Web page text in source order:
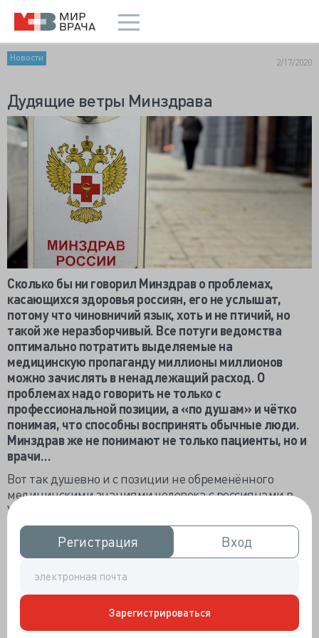
Регистрация
Регистрация Вход
Вход
Зарегистрироваться
Новости 2/17/2020
Дудящие ветры Минздрава
Сколько бы ни говорил Минздрав о проблемах,
касающихся здоровья россиян, его не услышат,
потому что чиновничий язык, хоть и не птичий, но
такой же неразборчивый. Все потуги ведомства
оптимально потратить выделяемые на
медицинскую пропаганду миллионы миллионов
можно зачислять в ненадлежащий расход. О
проблемах надо говорить не только с
профессиональной позиции, а «по душам» и чётко
понимая, что способны воспринять обычные люди.
Минздрав же не понимают не только пациенты, но и
врачи…
Вот так душевно и с позиции не обременённого
медицинскими знаниями человека с россиянами в
Youtube заговорил журналист Юрий Дудь: «Среди
многих проблем, которые есть в России, нам хочется
изучать те, про которые говорить или не хотят, или
стесняются. Например – эпидемия ВИЧ и СПИДа. Про
нее говорят отдельные активисты, но точно не все
вокруг. Многие думали, что это болезнь осталась где-
то в 90-х и точно не добралась до эпохи
высокоскоростного интернета».